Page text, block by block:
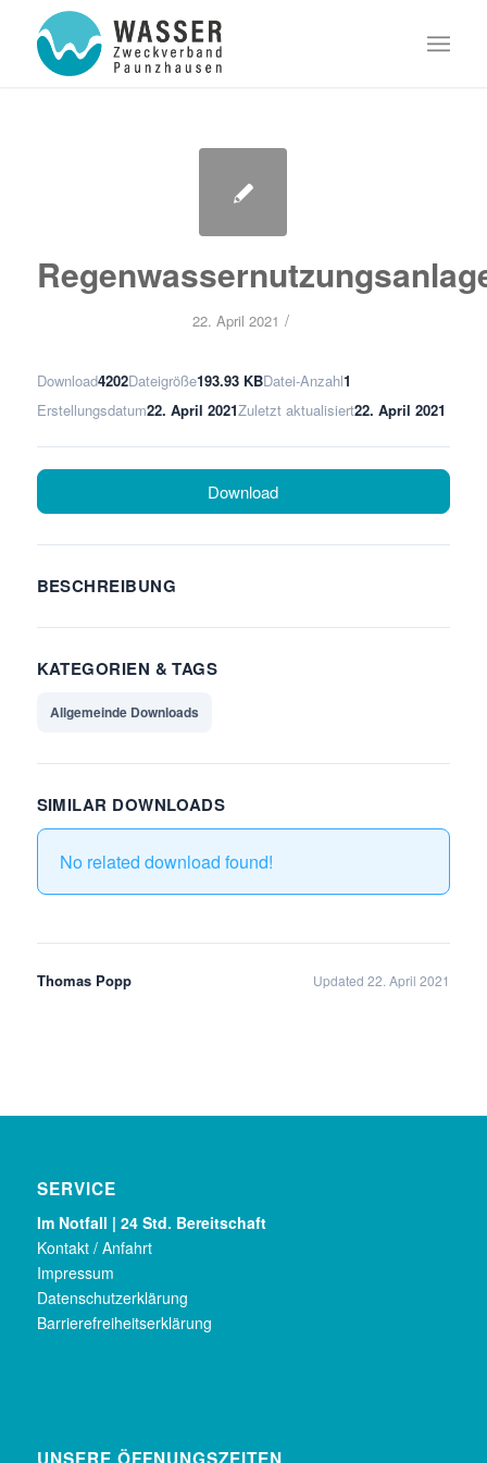
22. April 2021 /
Download4202Dateigröße193.93 KBDatei-Anzahl1
Erstellungsdatum22. April 2021Zuletzt aktualisiert22. April 2021
Download
BESCHREIBUNG
KATEGORIEN & TAGS
Allgemeinde Downloads
SIMILAR DOWNLOADS
No related download found!
Thomas Popp Updated 22. April 2021
SERVICE
Im Notfall | 24 Std. Bereitschaft
Kontakt / Anfahrt
Impressum
Datenschutzerklärung
Barrierefreiheitserklärung